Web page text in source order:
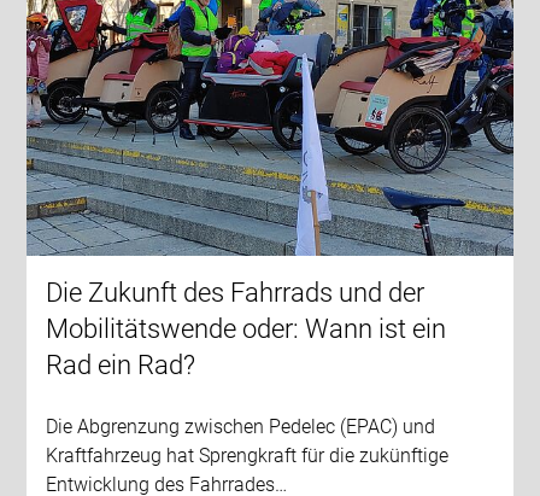
Die Zukunft des Fahrrads und der
Mobilitätswende oder: Wann ist ein
Rad ein Rad?
Die Abgrenzung zwischen Pedelec (EPAC) und
Kraftfahrzeug hat Sprengkraft für die zukünftige
Entwicklung des Fahrrades…